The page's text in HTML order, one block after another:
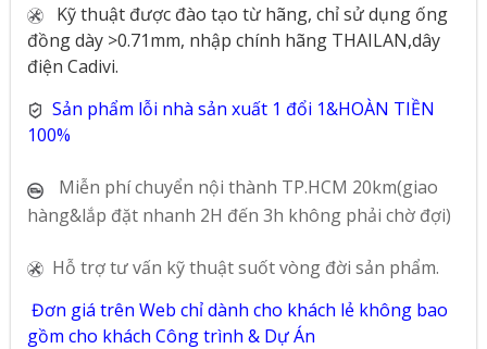
Kỹ thuật được đào tạo từ hãng, chỉ sử dụng ống
đồng dày >0.71mm, nhập chính hãng THAILAN,dây
điện Cadivi.
Sản phẩm lỗi nhà sản xuất 1 đổi 1&HOÀN TIỀN
100%
Miễn phí chuyển nội thành TP.HCM 20km(giao
hàng&lắp đặt nhanh 2H đến 3h không phải chờ đợi)
Hỗ trợ tư vấn kỹ thuật suốt vòng đời sản phẩm.
Đơn giá trên Web chỉ dành cho khách lẻ không bao
gồm cho khách Công trình & Dự Án